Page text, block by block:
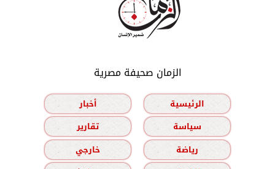
الزمان صحيفة مصرية
الرئيسية
أخبار
سياسة
تقارير
رياضة
خارجي